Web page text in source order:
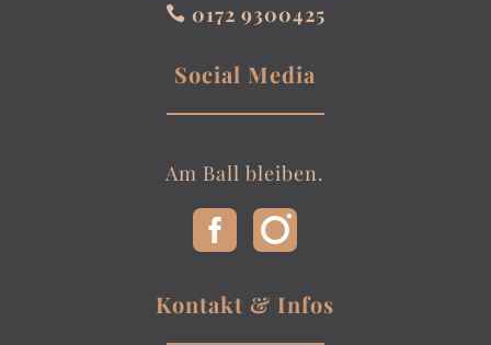
 0172 9300425
Social Media
Am Ball bleiben.
Kontakt & Infos